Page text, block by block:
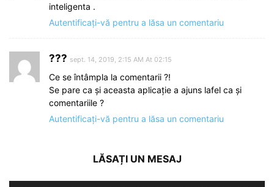
inteligenta .
Autentificați-vă pentru a lăsa un comentariu
??? sept. 14, 2019, 2:15 AM At 02:15
Ce se întâmpla la comentarii ?!
Se pare ca și aceasta aplicație a ajuns lafel ca și
comentariile ?
Autentificați-vă pentru a lăsa un comentariu
LĂSAȚI UN MESAJ